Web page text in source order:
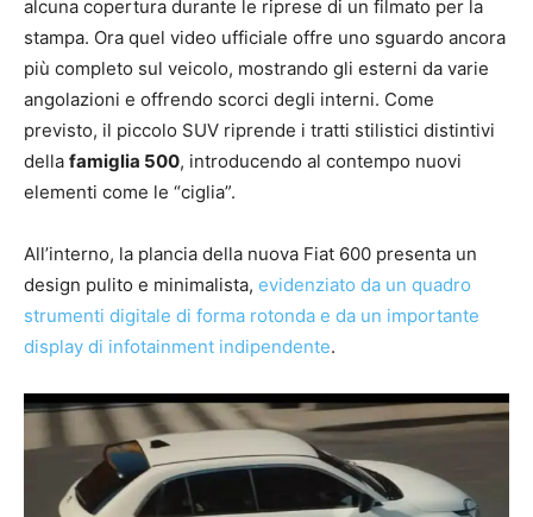
alcuna copertura durante le riprese di un filmato per la
stampa. Ora quel video ufficiale offre uno sguardo ancora
più completo sul veicolo, mostrando gli esterni da varie
angolazioni e offrendo scorci degli interni. Come
previsto, il piccolo SUV riprende i tratti stilistici distintivi
della famiglia 500, introducendo al contempo nuovi
elementi come le “ciglia”.
All’interno, la plancia della nuova Fiat 600 presenta un
design pulito e minimalista, evidenziato da un quadro
strumenti digitale di forma rotonda e da un importante
display di infotainment indipendente.